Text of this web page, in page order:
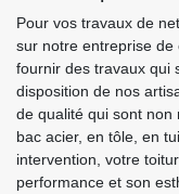
Pour vos travaux de
sur notre entreprise de
fournir des travaux qui
disposition de nos
de qualité qui sont non
bac acier, en tôle, en
intervention, votre
performance et son